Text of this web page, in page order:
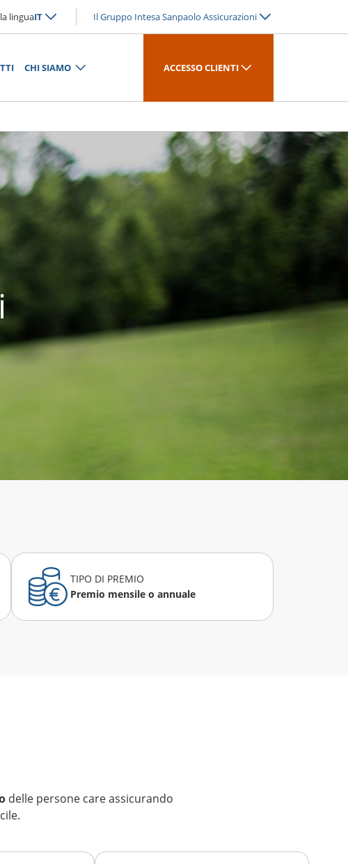
linguaIT Il Gruppo Intesa Sanpaolo Assicurazioni
CHI SIAMO ACCESSO CLIENTI
TIPO DI PREMIO
Premio mensile o annuale
delle persone care assicurando